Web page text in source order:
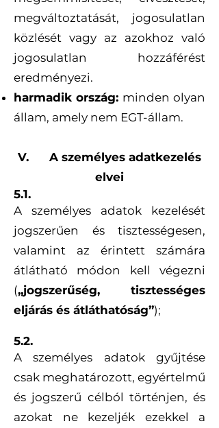
megváltoztatását, jogosulatlan
közlését vagy az azokhoz való
jogosulatlan hozzáférést
eredményezi.
harmadik ország: minden olyan
állam, amely nem EGT-állam.
V. A személyes adatkezelés
elvei
5.1.
A személyes adatok kezelését
jogszerűen és tisztességesen,
valamint az érintett számára
átlátható módon kell végezni
(„jogszerűség, tisztességes
eljárás és átláthatóság”);
5.2.
A személyes adatok gyűjtése
csak meghatározott, egyértelmű
és jogszerű célból történjen, és
azokat ne kezeljék ezekkel a